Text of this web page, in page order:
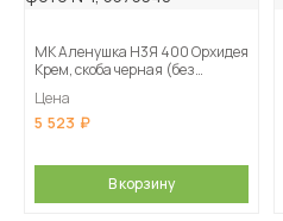
МК Аленушка Н3Я 400 Орхидея
Крем, скоба черная (без
Цена
5 523
В корзину